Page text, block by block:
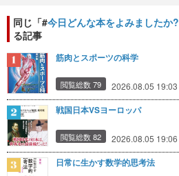
同じ「#今日どんな本をよみましたか?
る記事
筋肉とスポーツの科学
閲覧総数 79 2026.08.05 19:03
戦国日本VSヨーロッパ
閲覧総数 82 2026.08.05 19:06
日常に生かす数学的思考法